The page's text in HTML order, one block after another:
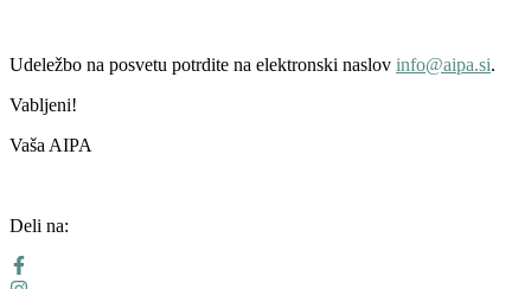
Udeležbo na posvetu potrdite na elektronski naslov info@aipa.si.
Vabljeni!
Vaša AIPA
Deli na: